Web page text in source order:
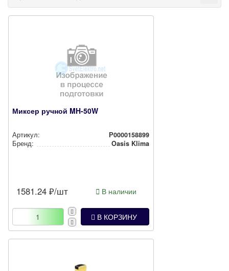
Миксер ручной MH-50W
Артикул:
Р0000158899
Бренд:
Oasis Klima
1581.24 ₽/шт В наличии
В КОРЗИНУ